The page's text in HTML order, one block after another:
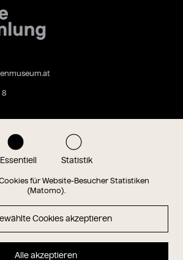
Essentiell Statistik
für Website-Besucher Statistiken
(Matomo).
Cookies akzeptieren
Alle akzeptieren
Sammlung
8